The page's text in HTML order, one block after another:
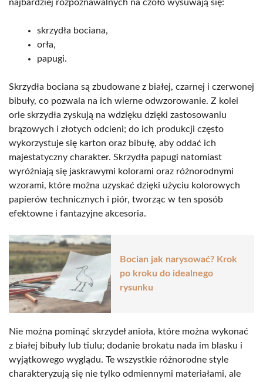
najbardziej rozpoznawalnych na czoło wysuwają się:
skrzydła bociana,
orła,
papugi.
Skrzydła bociana są zbudowane z białej, czarnej i czerwonej
bibuły, co pozwala na ich wierne odwzorowanie. Z kolei
orle skrzydła zyskują na wdzięku dzięki zastosowaniu
brązowych i złotych odcieni; do ich produkcji często
wykorzystuje się karton oraz bibułę, aby oddać ich
majestatyczny charakter. Skrzydła papugi natomiast
wyróżniają się jaskrawymi kolorami oraz różnorodnymi
wzorami, które można uzyskać dzięki użyciu kolorowych
papierów technicznych i piór, tworząc w ten sposób
efektowne i fantazyjne akcesoria.
Bocian jak narysować? Krok
po kroku do idealnego
rysunku
Nie można pominąć skrzydeł anioła, które można wykonać
z białej bibuły lub tiulu; dodanie brokatu nada im blasku i
wyjątkowego wyglądu. Te wszystkie różnorodne style
charakteryzują się nie tylko odmiennymi materiałami, ale